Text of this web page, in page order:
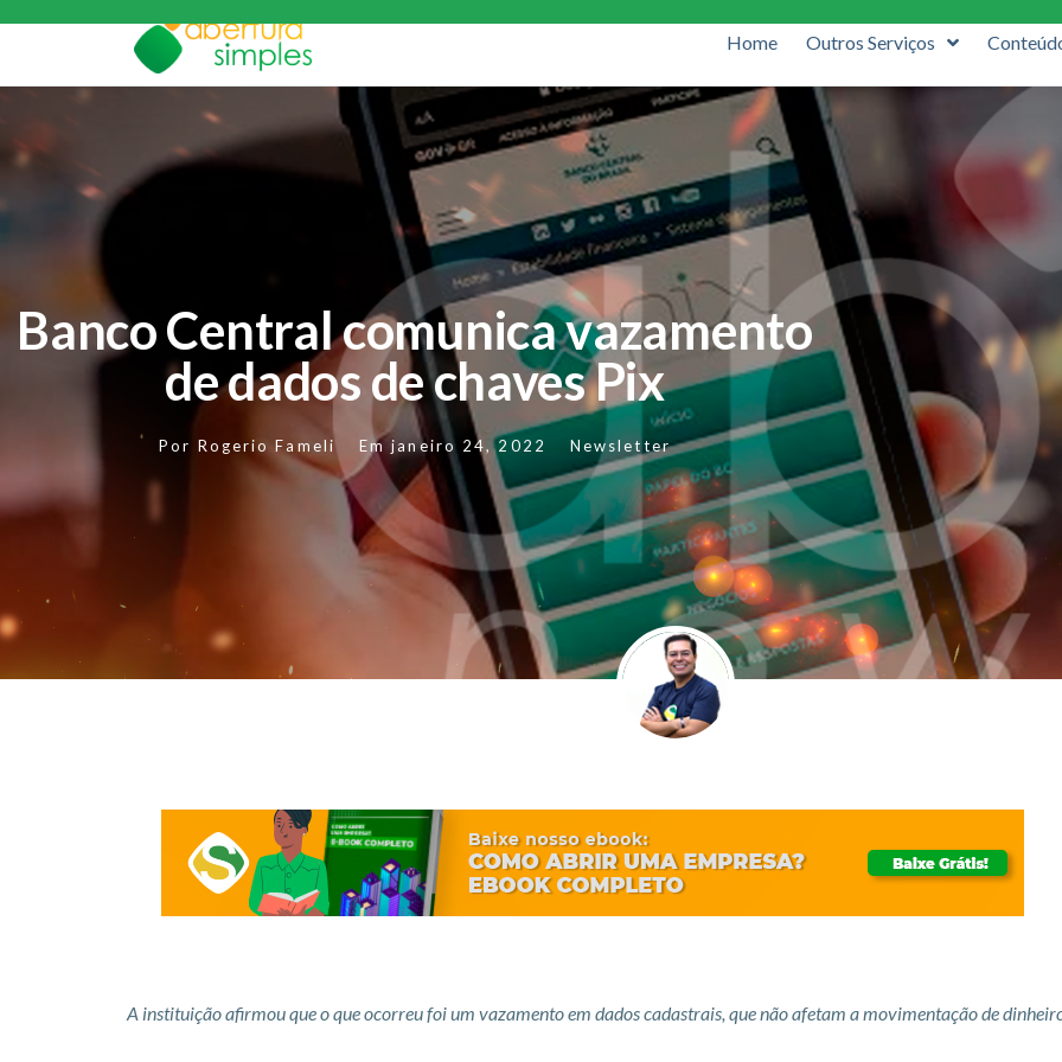
Home Outros Serviços
Banco Central comunica vazamento
de dados de chaves Pix
Por Rogerio Fameli Em janeiro 24, 2022 Newsletter
A instituição afirmou que o que ocorreu foi um vazamento em dados cadastrais, que não afetam a movimentação de